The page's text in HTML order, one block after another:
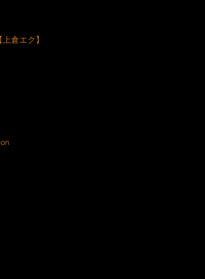
倉エク】